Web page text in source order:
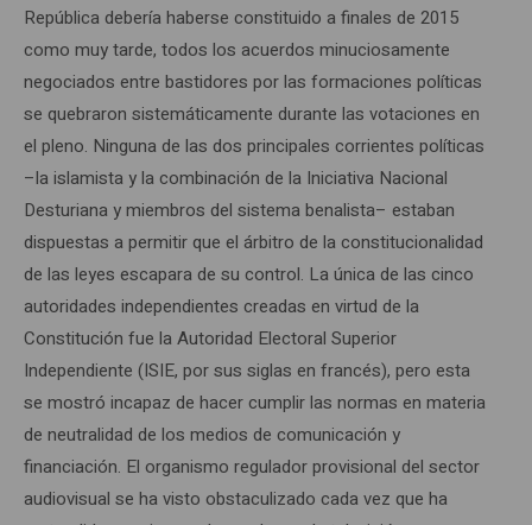
República debería haberse constituido a finales de 2015
como muy tarde, todos los acuerdos minuciosamente
negociados entre bastidores por las formaciones políticas
se quebraron sistemáticamente durante las votaciones en
el pleno. Ninguna de las dos principales corrientes políticas
–la islamista y la combinación de la Iniciativa Nacional
Desturiana y miembros del sistema benalista– estaban
dispuestas a permitir que el árbitro de la constitucionalidad
de las leyes escapara de su control. La única de las cinco
autoridades independientes creadas en virtud de la
Constitución fue la Autoridad Electoral Superior
Independiente (ISIE, por sus siglas en francés), pero esta
se mostró incapaz de hacer cumplir las normas en materia
de neutralidad de los medios de comunicación y
financiación. El organismo regulador provisional del sector
audiovisual se ha visto obstaculizado cada vez que ha